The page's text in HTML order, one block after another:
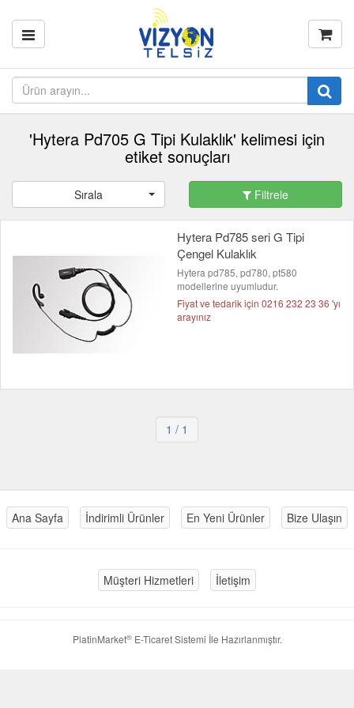
'Hytera Pd705 G Tipi Kulaklık' kelimesi için
etiket sonuçları
Sırala Filtrele
Hytera Pd785 seri G Tipi
Çengel Kulaklık
Hytera pd785, pd780, pt580
modellerine uyumludur.
Fiyat ve tedarik için 0216 232 23 36 'yı
arayınız
1 / 1
Ana Sayfa İndirimli Ürünler En Yeni Ürünler Bize Ulaşın
Müşteri Hizmetleri İletişim
PlatinMarket®E-Ticaret Sistemi İle Hazırlanmıştır.